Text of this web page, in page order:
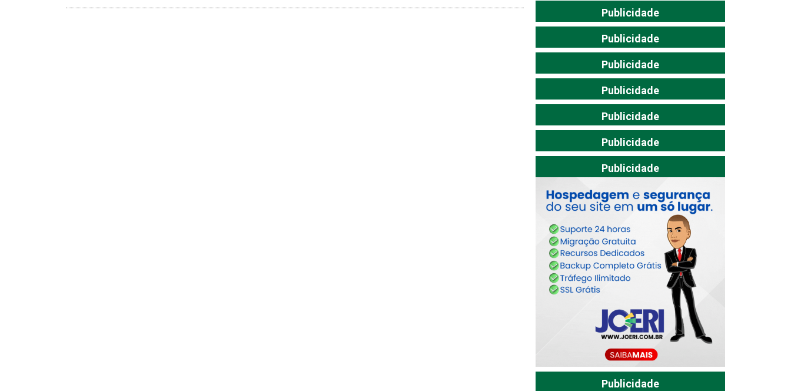
Publicidade
Publicidade
Publicidade
Publicidade
Publicidade
Publicidade
Publicidade
Publicidade